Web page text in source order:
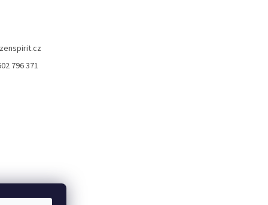
zenspirit.cz
796 371